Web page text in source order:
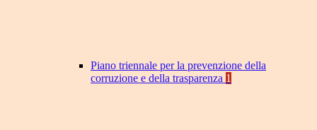
Piano triennale per la prevenzione della
corruzione e della trasparenza 1